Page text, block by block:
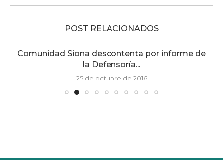
POST RELACIONADOS
Comunidad Siona descontenta por informe de
la Defensoría...
25 de octubre de 2016